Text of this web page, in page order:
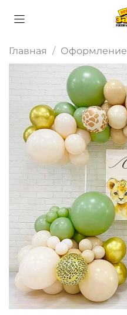
Главная Оформление